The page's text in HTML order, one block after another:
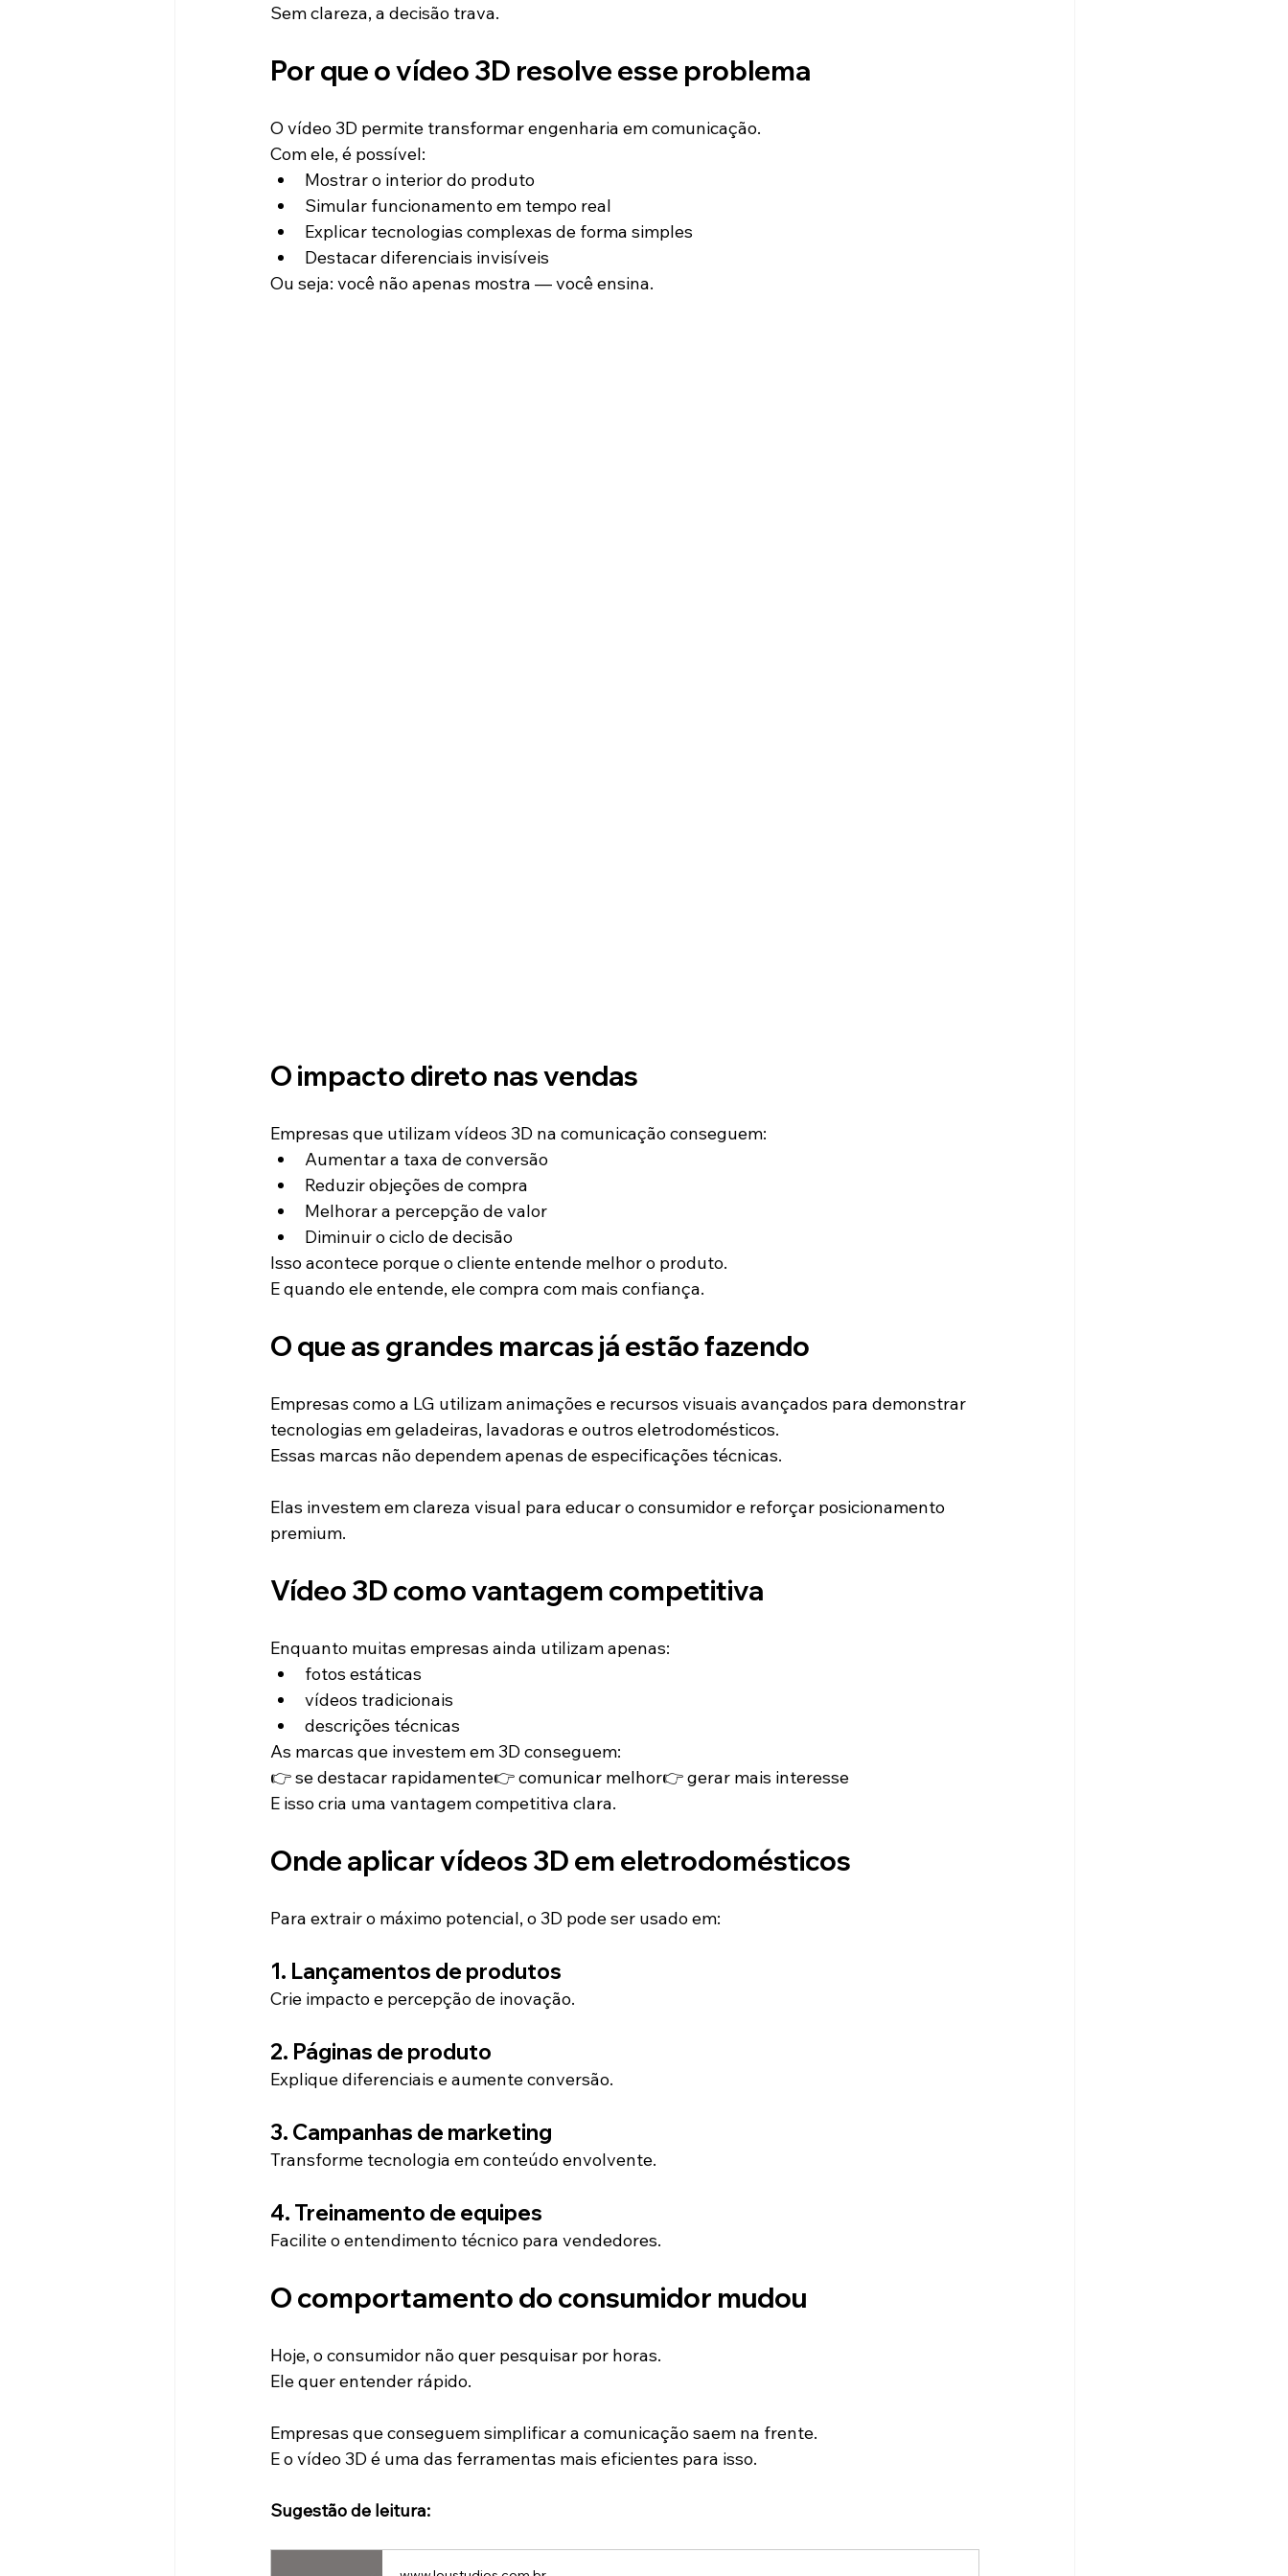
Sem clareza, a decisão trava.
Por que o vídeo 3D resolve esse problema
O vídeo 3D permite transformar engenharia em comunicação.
Com ele, é possível:
Mostrar o interior do produto
Simular funcionamento em tempo real
Explicar tecnologias complexas de forma simples
Destacar diferenciais invisíveis
Ou seja: você não apenas mostra — você ensina.
O impacto direto nas vendas
Empresas que utilizam vídeos 3D na comunicação conseguem:
Aumentar a taxa de conversão
Reduzir objeções de compra
Melhorar a percepção de valor
Diminuir o ciclo de decisão
Isso acontece porque o cliente entende melhor o produto.
E quando ele entende, ele compra com mais confiança.
O que as grandes marcas já estão fazendo
Empresas como a LG utilizam animações e recursos visuais avançados para demonstrar
tecnologias em geladeiras, lavadoras e outros eletrodomésticos.
Essas marcas não dependem apenas de especificações técnicas.
Elas investem em clareza visual para educar o consumidor e reforçar posicionamento
premium.
Vídeo 3D como vantagem competitiva
Enquanto muitas empresas ainda utilizam apenas:
fotos estáticas
vídeos tradicionais
descrições técnicas
As marcas que investem em 3D conseguem:
👉 se destacar rapidamente👉 comunicar melhor👉 gerar mais interesse
E isso cria uma vantagem competitiva clara.
Onde aplicar vídeos 3D em eletrodomésticos
Para extrair o máximo potencial, o 3D pode ser usado em:
1. Lançamentos de produtos
Crie impacto e percepção de inovação.
2. Páginas de produto
Explique diferenciais e aumente conversão.
3. Campanhas de marketing
Transforme tecnologia em conteúdo envolvente.
4. Treinamento de equipes
Facilite o entendimento técnico para vendedores.
O comportamento do consumidor mudou
Hoje, o consumidor não quer pesquisar por horas.
Ele quer entender rápido.
Empresas que conseguem simplificar a comunicação saem na frente.
E o vídeo 3D é uma das ferramentas mais eficientes para isso.
Sugestão de leitura: